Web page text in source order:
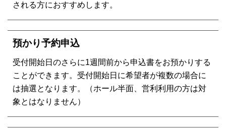
される方におすすめします。
預かり予約申込
受付開始日のさらに1週間前から申込書をお預かりする
ことができます。受付開始日に希望者が複数の場合に
は抽選となります。（ホール半面、営利利用の方は対
象とはなりません）